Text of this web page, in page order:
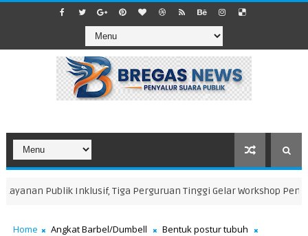
Publik Inklusif, Tiga Perguruan Tinggi Gelar Workshop
Home Angkat Barbel/Dumbell
Bentuk postur tubuh